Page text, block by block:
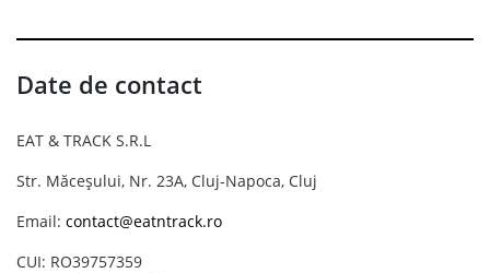
Date de contact
EAT & TRACK S.R.L
Str. Măceșului, Nr. 23A, Cluj-Napoca, Cluj
Email: contact@eatntrack.ro
CUI: RO39757359